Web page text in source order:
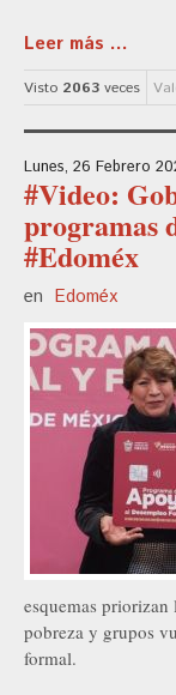
Leer más ...
Visto 2063 veces
Lunes, 26 Febrero
#Video:
programas
#Edoméx
en Edoméx
esquemas
pobreza y grupos
formal.